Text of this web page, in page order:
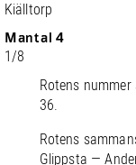
Kiälltorp
Mantal 4
1/8
Rotens
36.
Rotens
Glippsta —